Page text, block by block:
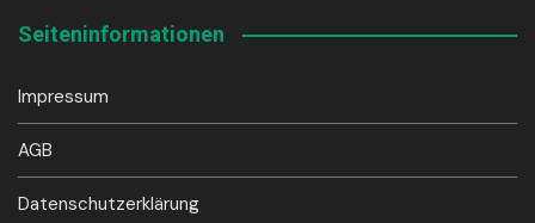
Seiteninformationen
Impressum
AGB
Datenschutzerklärung